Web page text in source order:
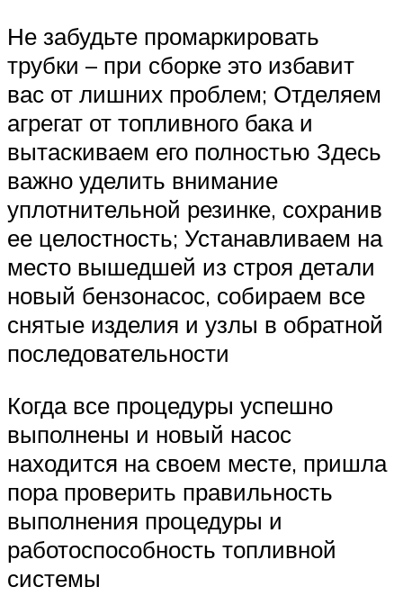
Не забудьте промаркировать
трубки – при сборке это избавит
вас от лишних проблем; Отделяем
агрегат от топливного бака и
вытаскиваем его полностью Здесь
важно уделить внимание
уплотнительной резинке, сохранив
ее целостность; Устанавливаем на
место вышедшей из строя детали
новый бензонасос, собираем все
снятые изделия и узлы в обратной
последовательности
Когда все процедуры успешно
выполнены и новый насос
находится на своем месте, пришла
пора проверить правильность
выполнения процедуры и
работоспособность топливной
системы